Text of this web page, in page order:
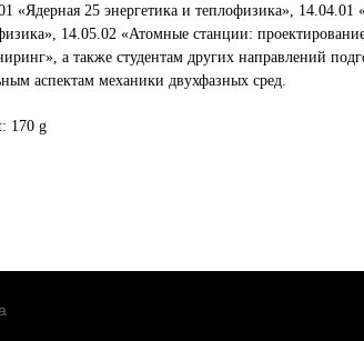
«Ядерная 25 энергетика и теплофизика», 14.04.01
14.05.02 «Атомные станции:
а также студентам других направлений
аспектам механики двухфазных сред.
170 g